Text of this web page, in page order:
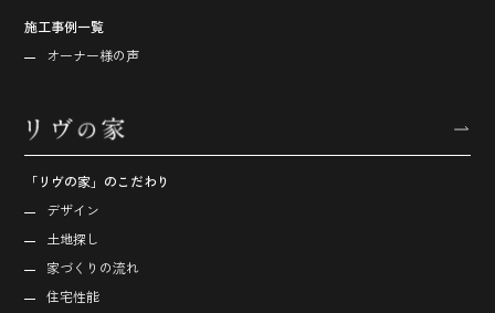
施工事例一覧
オーナー様の声
「リヴの家」のこだわり
デザイン
土地探し
家づくりの流れ
住宅性能